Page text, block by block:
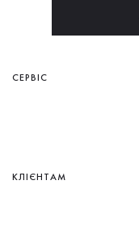
СЕРВІС
КЛІЄНТАМ